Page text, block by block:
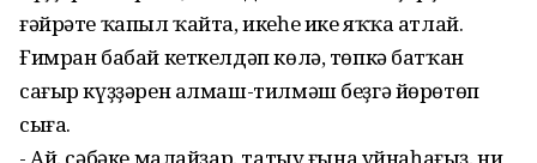
ғәйрәте ҡапыл ҡайта, икеһе ике яҡҡа атлай.
Ғимран бабай кеткелдәп көлә, төпкә батҡан
сағыр күҙҙәрен алмаш-тилмәш беҙгә йөрөтөп
сыға.